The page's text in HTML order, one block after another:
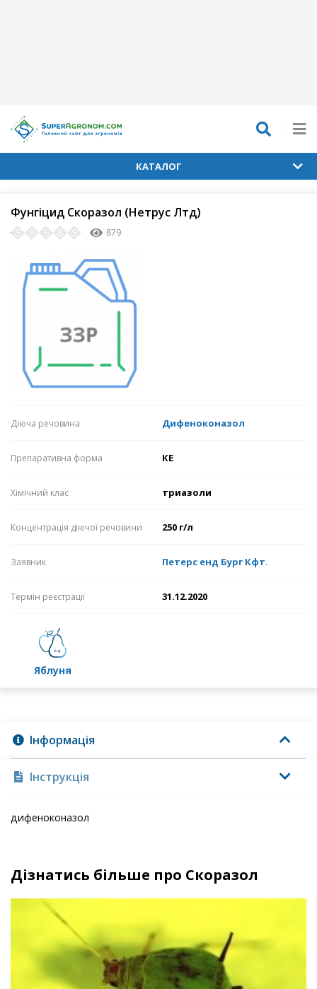
КАТАЛОГ
Фунгіцид Скоразол (Нетрус Лтд)
879
Діюча речовина Дифеноконазол
Препаративна форма КЕ
Хімічний клас триазоли
Концентрація діючої речовини 250 г/л
Заявник Петерс енд Бург Кфт.
Термін реєстрації 31.12.2020
яблуня
Інформація
Інструкція
дифеноконазол
Дізнатись більше про Скоразол